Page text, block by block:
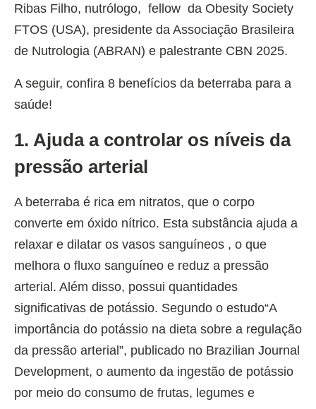
Ribas Filho, nutrólogo, fellow da Obesity Society
FTOS (USA), presidente da Associação Brasileira
de Nutrologia (ABRAN) e palestrante CBN 2025.
A seguir, confira 8 benefícios da beterraba para a
saúde!
1. Ajuda a controlar os níveis da
pressão arterial
A beterraba é rica em nitratos, que o corpo
converte em óxido nítrico. Esta substância ajuda a
relaxar e dilatar os vasos sanguíneos , o que
melhora o fluxo sanguíneo e reduz a pressão
arterial. Além disso, possui quantidades
significativas de potássio. Segundo o estudo“A
importância do potássio na dieta sobre a regulação
da pressão arterial”, publicado no Brazilian Journal
Development, o aumento da ingestão de potássio
por meio do consumo de frutas, legumes e